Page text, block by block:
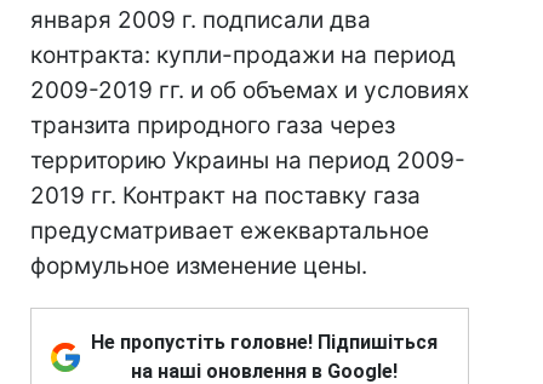
января 2009 г. подписали два
контракта: купли-продажи на период
2009-2019 гг. и об объемах и условиях
транзита природного газа через
территорию Украины на период 2009-
2019 гг. Контракт на поставку газа
предусматривает ежеквартальное
формульное изменение цены.
Не пропустіть головне! Підпишіться
на наші оновлення в Google!